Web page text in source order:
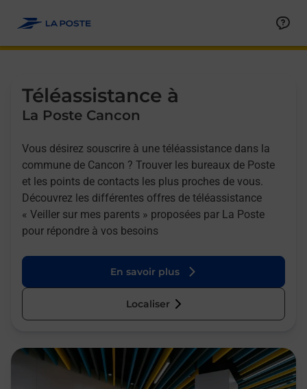
Téléassistance à
La Poste Cancon
Vous désirez souscrire à une téléassistance dans la
commune de Cancon ? Trouver les bureaux de Poste
et les points de contacts les plus proches de vous.
Découvrez les différentes offres de téléassistance
« Veiller sur mes parents » proposées par La Poste
pour répondre à vos besoins
En savoir plus
Localiser